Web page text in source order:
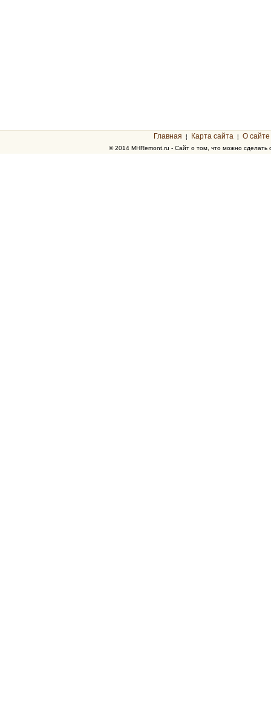
Главная ¦ Карта сайта ¦ О сайте
© 2014 MHRemont.ru - Сайт о том, что можно сделать